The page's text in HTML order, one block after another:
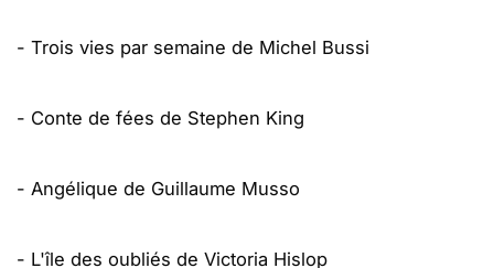
- Trois vies par semaine de Michel Bussi
- Conte de fées de Stephen King
- Angélique de Guillaume Musso
- L'île des oubliés de Victoria Hislop